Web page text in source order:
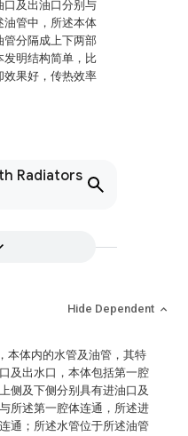
口及出油口分别与
油管中，所述本体
管分隔成上下两部
发明结构简单，比
效果好，传热效率
Radiators
Hide Dependent
本体内的水管及油管，其特
及出水口，本体包括第一腔
侧及下侧分别具有进油口及
所述第一腔体连通，所述进
通；所述水管位于所述油管